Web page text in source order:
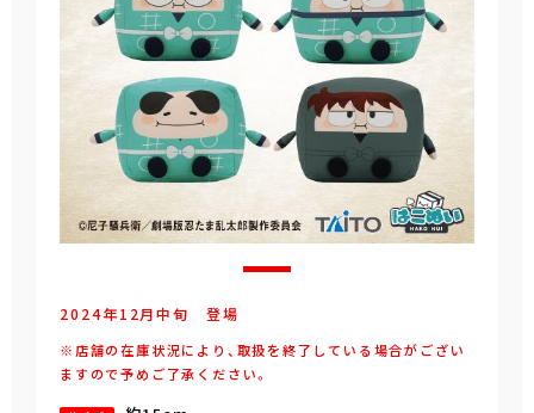
2024年12月中旬 登場
※店舗の在庫状況により、取扱を終了している場合がござい
ますので予めご了承ください。